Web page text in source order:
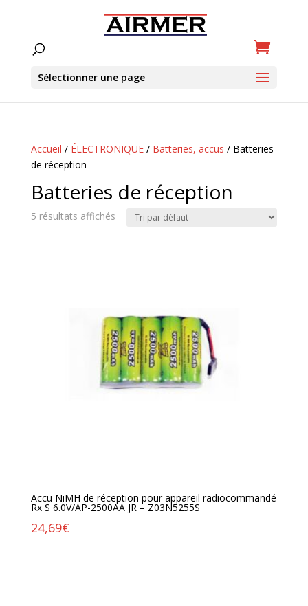
Sélectionner une page
Accueil / ÉLECTRONIQUE/ Batteries, accus / Batteries
de réception
Batteries de réception
5 résultats affichés
Accu NiMH de réception pour appareil radiocommandé
Rx S 6.0V/AP-2500AA JR – Z03N5255S
24,69€